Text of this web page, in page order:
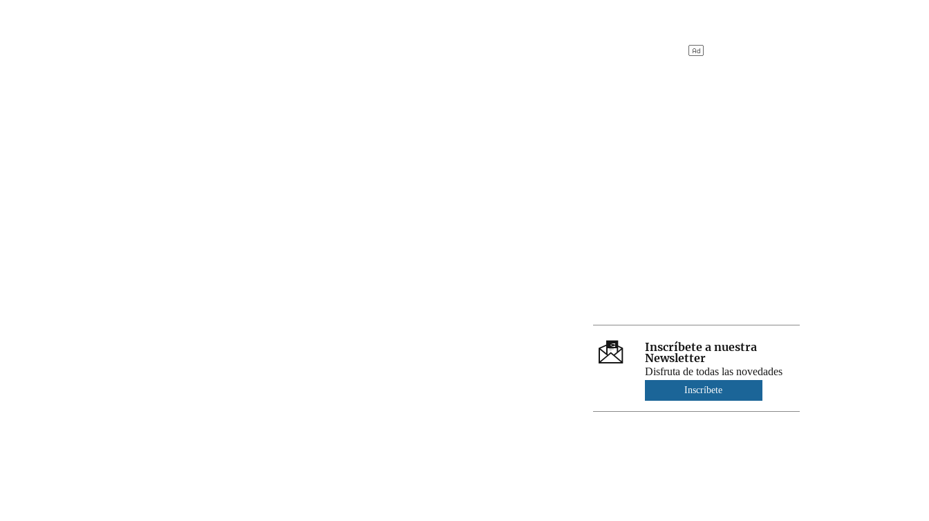
Inscríbete a nuestra
Newsletter
Disfruta de todas las novedades
Inscríbete